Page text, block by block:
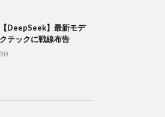
DeepSeek】最新モデ
テックに戦線布告